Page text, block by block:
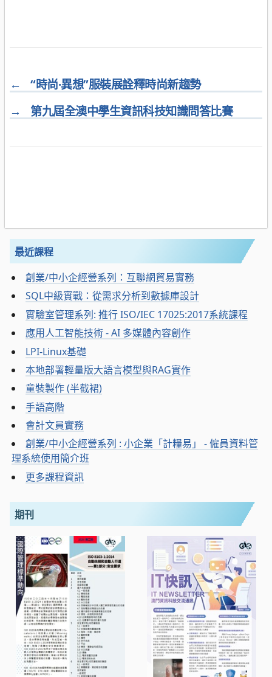
←
“時尚·異想”服裝展詮釋時尚新趨勢
→
第九屆全澳中學生資訊科技知識問答比賽
最近課程
創業/中小企經營系列：互聯網貿易實務
SQL中級實戰：從需求分析到數據庫設計
實驗室管理系列: 推行 ISO/IEC 17025:2017系統課程
應用人工智能技術 - AI 多媒體內容創作
LPI-Linux基礎
本地部署輕量版大語言模型與RAG實作
童裝製作 (半截裙)
手語高階
會計文員實務
創業/中小企經營系列 : 小企業「計糧易」 - 僱員資料管
理系統使用簡介班
更多課程資訊
期刊